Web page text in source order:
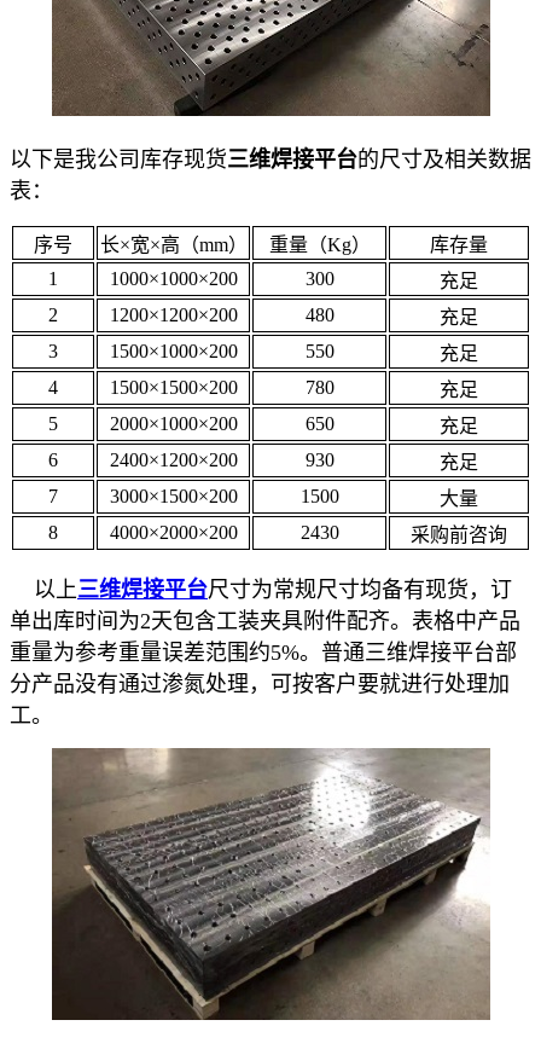
以下是我公司库存现货三维焊接平台的尺寸及相关数据
表：
序号 长×宽×高（mm） 重量（Kg）
库存量
1
1000×1000×200 300
充足
2
1200×1200×200 480
充足
3
1500×1000×200 550
充足
4
1500×1500×200 780
充足
5
2000×1000×200 650
充足
6
2400×1200×200 930
充足
7
3000×1500×200 1500
大量
8
4000×2000×200 2430 采购前咨询
以上三维焊接平台尺寸为常规尺寸均备有现货，订
单出库时间为2天包含工装夹具附件配齐。表格中产品
重量为参考重量误差范围约5%。普通三维焊接平台部
分产品没有通过渗氮处理，可按客户要就进行处理加
工。